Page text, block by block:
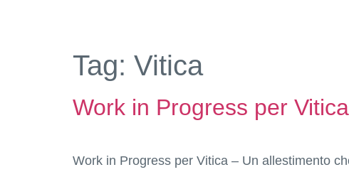
Tag: Vitica
Work in Progress per
Work in Progress per Vitica – Un allestimento